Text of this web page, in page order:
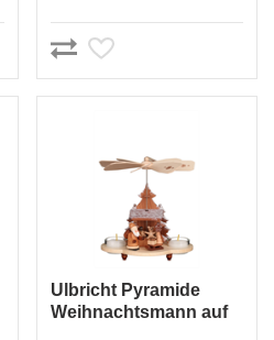
Ulbricht Pyramide
Weihnachtsmann auf